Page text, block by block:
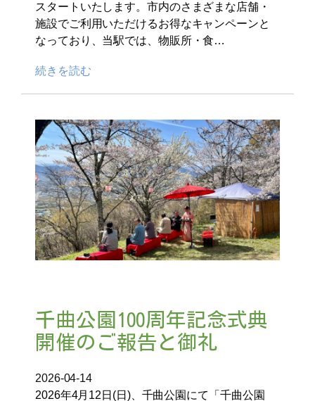
スタートいたします。市内のさまざまな店舗・
施設でご利用いただけるお得なキャンペーンと
なっており、当駅では、物販所・食…
続きを読む
千曲公園100周年記念式典
開催のご報告と御礼
2026-04-14
2026年4月12日(日)、千曲公園にて「千曲公園